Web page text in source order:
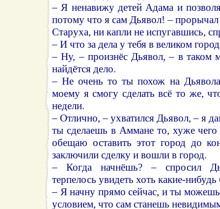
– Я ненавижу детей Адама и
потому что я сам Дьявол! – прорычал
Старуха, ни капли не испугавшись,
– И что за дела у тебя в великом
– Ну, – произнёс Дьявол, – в таком
найдётся дело.
– Не очень то ты похож на
моему я смогу сделать всё то же,
недели.
– Отлично, – ухватился Дьявол, – я
ты сделаешь в Аммане то, хуже
обещаю оставить этот город до
заключили сделку и вошли в город.
– Когда начнёшь? – спросил
терпелось увидеть хоть какие-нибудь
– Я начну прямо сейчас, и ты
условием, что сам станешь